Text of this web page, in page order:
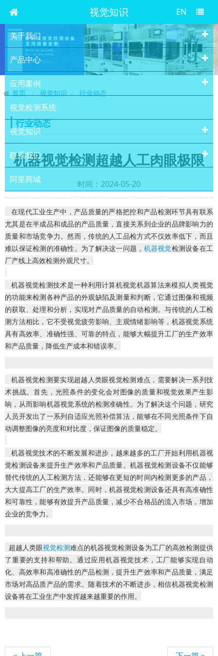
视觉知识 EN
关于我们
产品中心
应用案例
视觉检测系统
视觉知识
联系我们
阿里商城
首页 视觉知识 行业动态
行业动态
机器视觉检测超越人工肉眼极限
时间：2024-05-20
在现代工业生产中，产品质量的严格把控和产品检测环节具有联系
尤其是在半成品和成品的产品质量，直接关系到企业的品牌影响力的
质量和市场竞争力。然而，传统的人工品检方式不仅效率低下，而且
难以保证检测的准确性。为了解决这一问题， 机器视觉检测设备在工
厂产线上高效检测外观尺寸。
机器视觉检测技术是一种利用计算机视觉机器算法来模拟人类视觉
的功能来检测各种产品的外观缺陷及测量和判断，它通过图像和视频
的获取、处理和分析，实现对产品质量的自动检测。与传统的人工检
测方法相比，它不受视觉疲劳影响、主观情绪影响等，机器视觉系统
具有高效率、准确性强、可靠的特点，能够大幅提升工厂的生产效率
和产品质量，降低生产成本和错误率。
机器视觉检测要实现超越人类眼视觉检测难点，需要解决一系列技
术挑战。首先，光照条件的变化会对图像的质量和视觉效果产生影
响，从而影响机器视觉系统的检测准确性。为了解决这个问题，研究
人员开发出了一系列自适应光照补偿算法，能够在不同光照条件下自
动调整图像的亮度和对比度，保证图像的质量稳定。
机器视觉技术的不断发展和进步，越来越多的工厂开始利用机器视
觉检测设备来提升生产效率和产品质量。机器视觉检测设备不仅能够
替代传统的人工检测方法，还能够在更短的时间内检测更多的产品，
大大提高工厂的生产效率。同时，机器视觉检测设备还具有高准确性
和可靠性，能够有效提升产品质量，减少不合格品的流入市场，增加
企业的竞争力。
超越人类眼视觉检测难点的机器视觉检测设备为工厂的高效检测提供
了重要的支持和帮助。通过应用机器视觉技术，工厂能够实现自动
化、高效率和高准确性的产品检测，提升生产效率和产品质量，满足
市场对高品质产品的需求。随着技术的不断进步，相信机器视觉检测
设备将在工业生产中发挥越来越重要的作用。